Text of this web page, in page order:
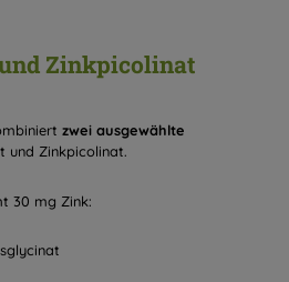
Zinkpicolinat
zwei ausgewählte
und Zinkpicolinat.
30 mg Zink: